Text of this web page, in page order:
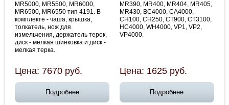
MR5000, MR5500, MR6000,
MR6500, MR6550 тип 4191. В
комплекте - чаша, крышка,
толкатель, нож для
измельчения, держатель терок,
диск - мелкая шинковка и диск -
мелкая терка.
Цена: 7670 руб.
Подробнее
MR390, MR400, MR404, MR405,
MR430, BC4000, CA4000,
CH100, CH250, CT900, CT3100,
HC4000, WH4000, VP1, VP2,
VP4000.
Цена: 1625 руб.
Подробнее